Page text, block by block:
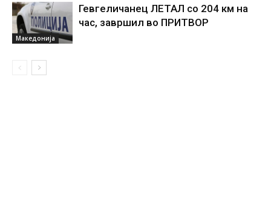
Македонија
Гевгеличанец ЛЕТАЛ со 204 км на
час, завршил во ПРИТВОР